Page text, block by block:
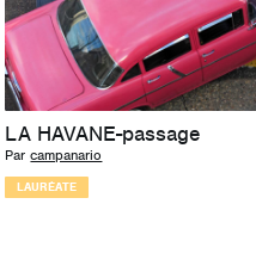
LA HAVANE-passage
Par campanario
LAURÉATE